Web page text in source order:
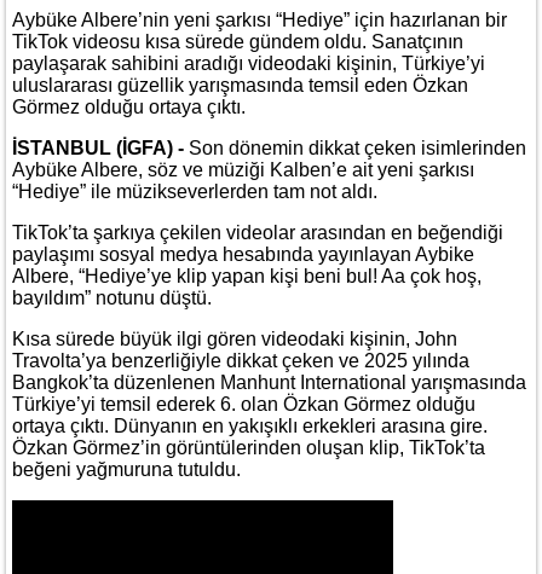
Aybüke Albere’nin yeni şarkısı “Hediye” için hazırlanan bir
TikTok videosu kısa sürede gündem oldu. Sanatçının
paylaşarak sahibini aradığı videodaki kişinin, Türkiye’yi
uluslararası güzellik yarışmasında temsil eden Özkan
Görmez olduğu ortaya çıktı.
İSTANBUL (İGFA) - Son dönemin dikkat çeken isimlerinden
Aybüke Albere, söz ve müziği Kalben’e ait yeni şarkısı
“Hediye” ile müzikseverlerden tam not aldı.
TikTok’ta şarkıya çekilen videolar arasından en beğendiği
paylaşımı sosyal medya hesabında yayınlayan Aybike
Albere, “Hediye’ye klip yapan kişi beni bul! Aa çok hoş,
bayıldım” notunu düştü.
Kısa sürede büyük ilgi gören videodaki kişinin, John
Travolta’ya benzerliğiyle dikkat çeken ve 2025 yılında
Bangkok’ta düzenlenen Manhunt International yarışmasında
Türkiye’yi temsil ederek 6. olan Özkan Görmez olduğu
ortaya çıktı. Dünyanın en yakışıklı erkekleri arasına gire.
Özkan Görmez’in görüntülerinden oluşan klip, TikTok’ta
beğeni yağmuruna tutuldu.